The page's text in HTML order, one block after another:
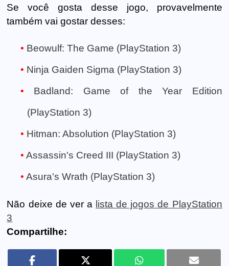
Se você gosta desse jogo, provavelmente
também vai gostar desses:
Beowulf: The Game (PlayStation 3)
Ninja Gaiden Sigma (PlayStation 3)
Badland: Game of the Year Edition
(PlayStation 3)
Hitman: Absolution (PlayStation 3)
Assassin's Creed III (PlayStation 3)
Asura's Wrath (PlayStation 3)
Não deixe de ver a lista de jogos de PlayStation
3
Compartilhe: